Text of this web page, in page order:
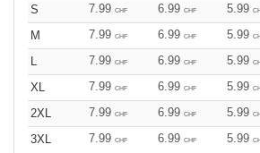
S 7.99 CHF 6.99 CHF 5.99
M
7.99 CHF 6.99 CHF 5.99
L
7.99 CHF 6.99 CHF 5.99
XL
7.99 CHF 6.99 CHF 5.99
2XL
7.99 CHF 6.99 CHF 5.99
3XL
7.99 CHF 6.99 CHF 5.99